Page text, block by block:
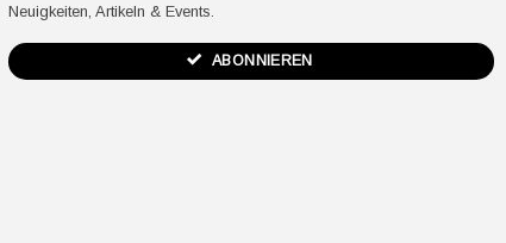
Neuigkeiten, Artikeln & Events.
ABONNIEREN